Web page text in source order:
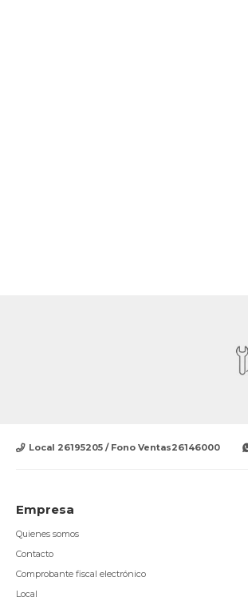
Local 26195205 / Fono Ventas26146000
Empresa
Quienes somos
Contacto
Comprobante fiscal electrónico
Local